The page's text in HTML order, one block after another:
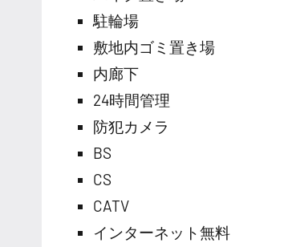
駐輪場
敷地内ゴミ置き場
内廊下
24時間管理
防犯カメラ
BS
CS
CATV
インターネット無料